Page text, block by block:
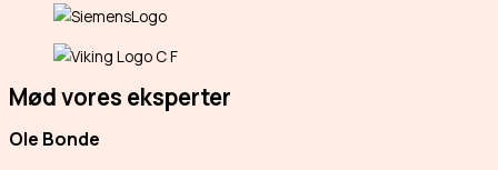
Mød vores eksperter
Ole Bonde